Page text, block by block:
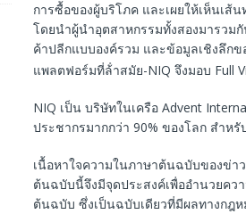
การซื้อของผู้บริโภค และเผยให้เห็นเส้
โดยนําผู้นําอุตสาหกรรมทั้งสองมารวม
ค้าปลีกแบบองค์รวม และข้อมูลเชิงลึก
แพลตฟอร์มที่ล้ําสมัย-NIQ จึงมอบ Full
NIQ เป็น บริษัทในเครือ Advent
ประชากรมากกว่า 90% ของโลก สําห
เนื้อหาใจความในภาษาต้นฉบับของข่
ต้นฉบับนี้จึงมีจุดประสงค์เพื่ออำนวยคว
ต้นฉบับ ซึ่งเป็นฉบับเดียวที่มีผลทางกฎห